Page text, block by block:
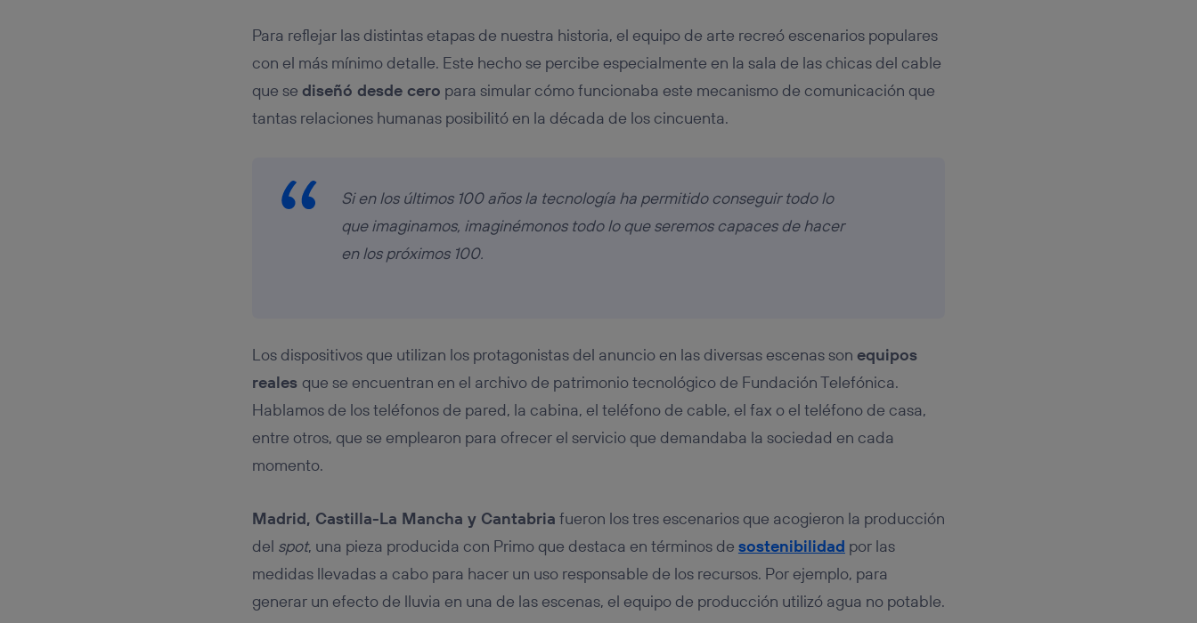
Para reflejar las distintas etapas de nuestra historia, el equipo de arte recreó escenarios populares
con el más mínimo detalle. Este hecho se percibe especialmente en la sala de las chicas del cable
que se diseñó desde cero para simular cómo funcionaba este mecanismo de comunicación que
tantas relaciones humanas posibilitó en la década de los cincuenta.
Si en los últimos 100 años la tecnología ha permitido conseguir todo lo
que imaginamos, imaginémonos todo lo que seremos capaces de hacer
en los próximos 100.
Los dispositivos que utilizan los protagonistas del anuncio en las diversas escenas son equipos
reales que se encuentran en el archivo de patrimonio tecnológico de Fundación Telefónica.
Hablamos de los teléfonos de pared, la cabina, el teléfono de cable, el fax o el teléfono de casa,
entre otros, que se emplearon para ofrecer el servicio que demandaba la sociedad en cada
momento.
Madrid, Castilla-La Mancha y Cantabria fueron los tres escenarios que acogieron la producción
del spot, una pieza producida con Primo que destaca en términos de sostenibilidad por las
medidas llevadas a cabo para hacer un uso responsable de los recursos. Por ejemplo, para
generar un efecto de lluvia en una de las escenas, el equipo de producción utilizó agua no potable.